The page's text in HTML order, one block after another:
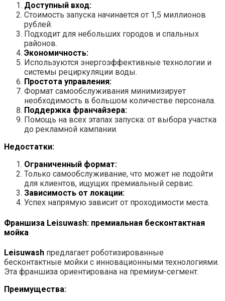
Доступный вход:
Стоимость запуска начинается от 1,5 миллионов
рублей.
Подходит для небольших городов и спальных
районов.
Экономичность:
Используются энергоэффективные технологии и
системы рециркуляции воды.
Простота управления:
Формат самообслуживания минимизирует
необходимость в большом количестве персонала.
Поддержка франчайзера:
Помощь на всех этапах запуска: от выбора участка
до рекламной кампании.
Недостатки:
Ограниченный формат:
Только самообслуживание, что может не подойти
для клиентов, ищущих премиальный сервис.
Зависимость от локации:
Успех напрямую зависит от проходимости места.
Франшиза Leisuwash: премиальная бесконтактная
мойка
Leisuwash предлагает роботизированные
бесконтактные мойки с инновационными технологиями.
Эта франшиза ориентирована на премиум-сегмент.
Преимущества: